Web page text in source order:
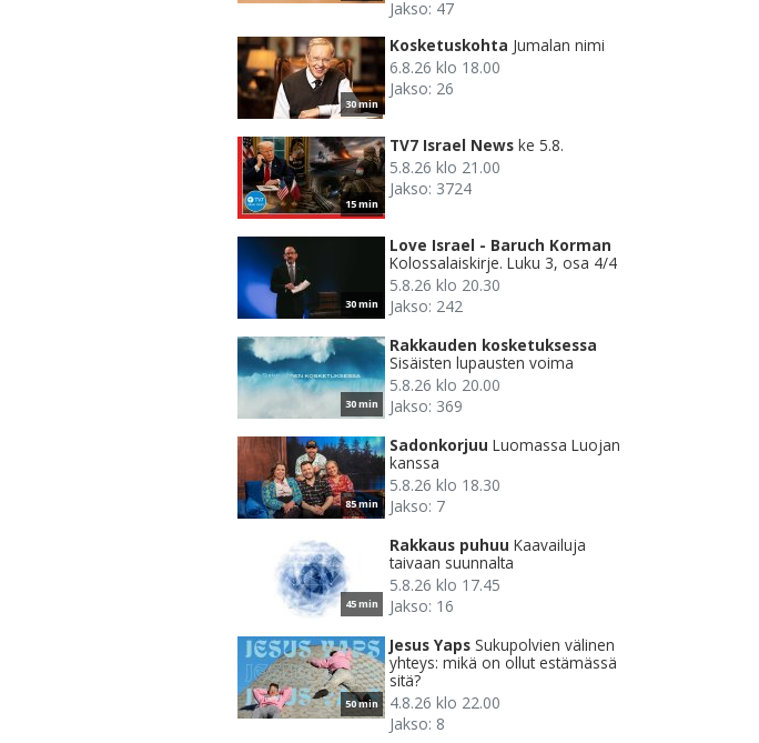
Jakso: 47
30 min
Kosketuskohta Jumalan nimi
6.8.26 klo 18.00
Jakso: 26
15 min
TV7 Israel News ke 5.8.
5.8.26 klo 21.00
Jakso: 3724
30 min
Love Israel - Baruch Korman
Kolossalaiskirje. Luku 3, osa 4/4
5.8.26 klo 20.30
Jakso: 242
30 min
Rakkauden kosketuksessa
Sisäisten lupausten voima
5.8.26 klo 20.00
Jakso: 369
85 min
Sadonkorjuu Luomassa Luojan
kanssa
5.8.26 klo 18.30
Jakso: 7
45 min
Rakkaus puhuu Kaavailuja
taivaan suunnalta
5.8.26 klo 17.45
Jakso: 16
50 min
Jesus Yaps Sukupolvien välinen
yhteys: mikä on ollut estämässä
sitä?
4.8.26 klo 22.00
Jakso: 8